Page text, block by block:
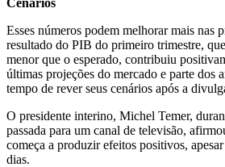
Esses números podem melhorar mais nas
resultado do PIB do primeiro trimestre,
menor que o esperado, contribuiu
últimas projeções do mercado e parte dos
tempo de rever seus cenários após a
O presidente interino, Michel Temer,
passada para um canal de televisão,
começa a produzir efeitos positivos,
dias.